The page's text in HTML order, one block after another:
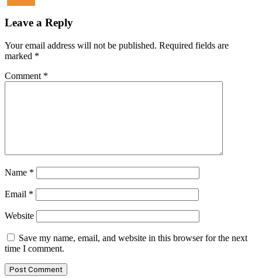
Leave a Reply
Your email address will not be published. Required fields are
marked *
Comment *
Name *
Email *
Website
Save my name, email, and website in this browser for the next
time I comment.